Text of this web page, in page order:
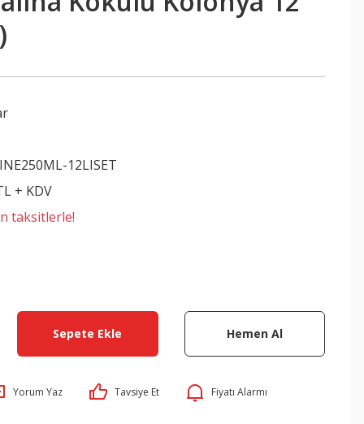
12LISET
+ KDV
taksitlerle!
Sepete Ekle Hemen Al
Yorum Yaz Tavsiye Et Fiyatı Alarmı